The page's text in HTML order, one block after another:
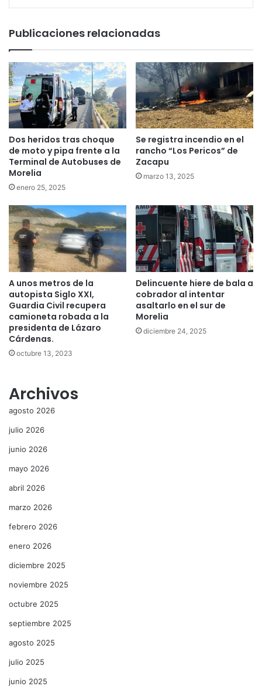
Publicaciones relacionadas
Dos heridos tras choque
de moto y pipa frente a la
Terminal de Autobuses de
Morelia
enero 25, 2025
Se registra incendio en el
rancho “Los Pericos” de
Zacapu
marzo 13, 2025
A unos metros de la
autopista Siglo XXI,
Guardia Civil recupera
camioneta robada a la
presidenta de Lázaro
Cárdenas.
octubre 13, 2023
Delincuente hiere de bala a
cobrador al intentar
asaltarlo en el sur de
Morelia
diciembre 24, 2025
Archivos
agosto 2026
julio 2026
junio 2026
mayo 2026
abril 2026
marzo 2026
febrero 2026
enero 2026
diciembre 2025
noviembre 2025
octubre 2025
septiembre 2025
agosto 2025
julio 2025
junio 2025